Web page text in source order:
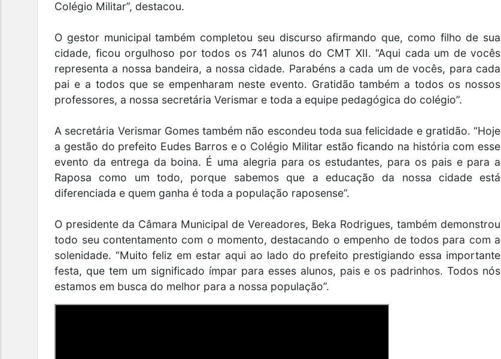
Colégio Militar”, destacou.
O gestor municipal também completou seu discurso afirmando que, como filho de sua
cidade, ficou orgulhoso por todos os 741 alunos do CMT XII. “Aqui cada um de vocês
representa a nossa bandeira, a nossa cidade. Parabéns a cada um de vocês, para cada
pai e a todos que se empenharam neste evento. Gratidão também a todos os nossos
professores, a nossa secretária Verismar e toda a equipe pedagógica do colégio”.
A secretária Verismar Gomes também não escondeu toda sua felicidade e gratidão. “Hoje
a gestão do prefeito Eudes Barros e o Colégio Militar estão ficando na história com esse
evento da entrega da boina. É uma alegria para os estudantes, para os pais e para a
Raposa como um todo, porque sabemos que a educação da nossa cidade está
diferenciada e quem ganha é toda a população raposense”.
O presidente da Câmara Municipal de Vereadores, Beka Rodrigues, também demonstrou
todo seu contentamento com o momento, destacando o empenho de todos para com a
solenidade. “Muito feliz em estar aqui ao lado do prefeito prestigiando essa importante
festa, que tem um significado ímpar para esses alunos, pais e os padrinhos. Todos nós
estamos em busca do melhor para a nossa população”.